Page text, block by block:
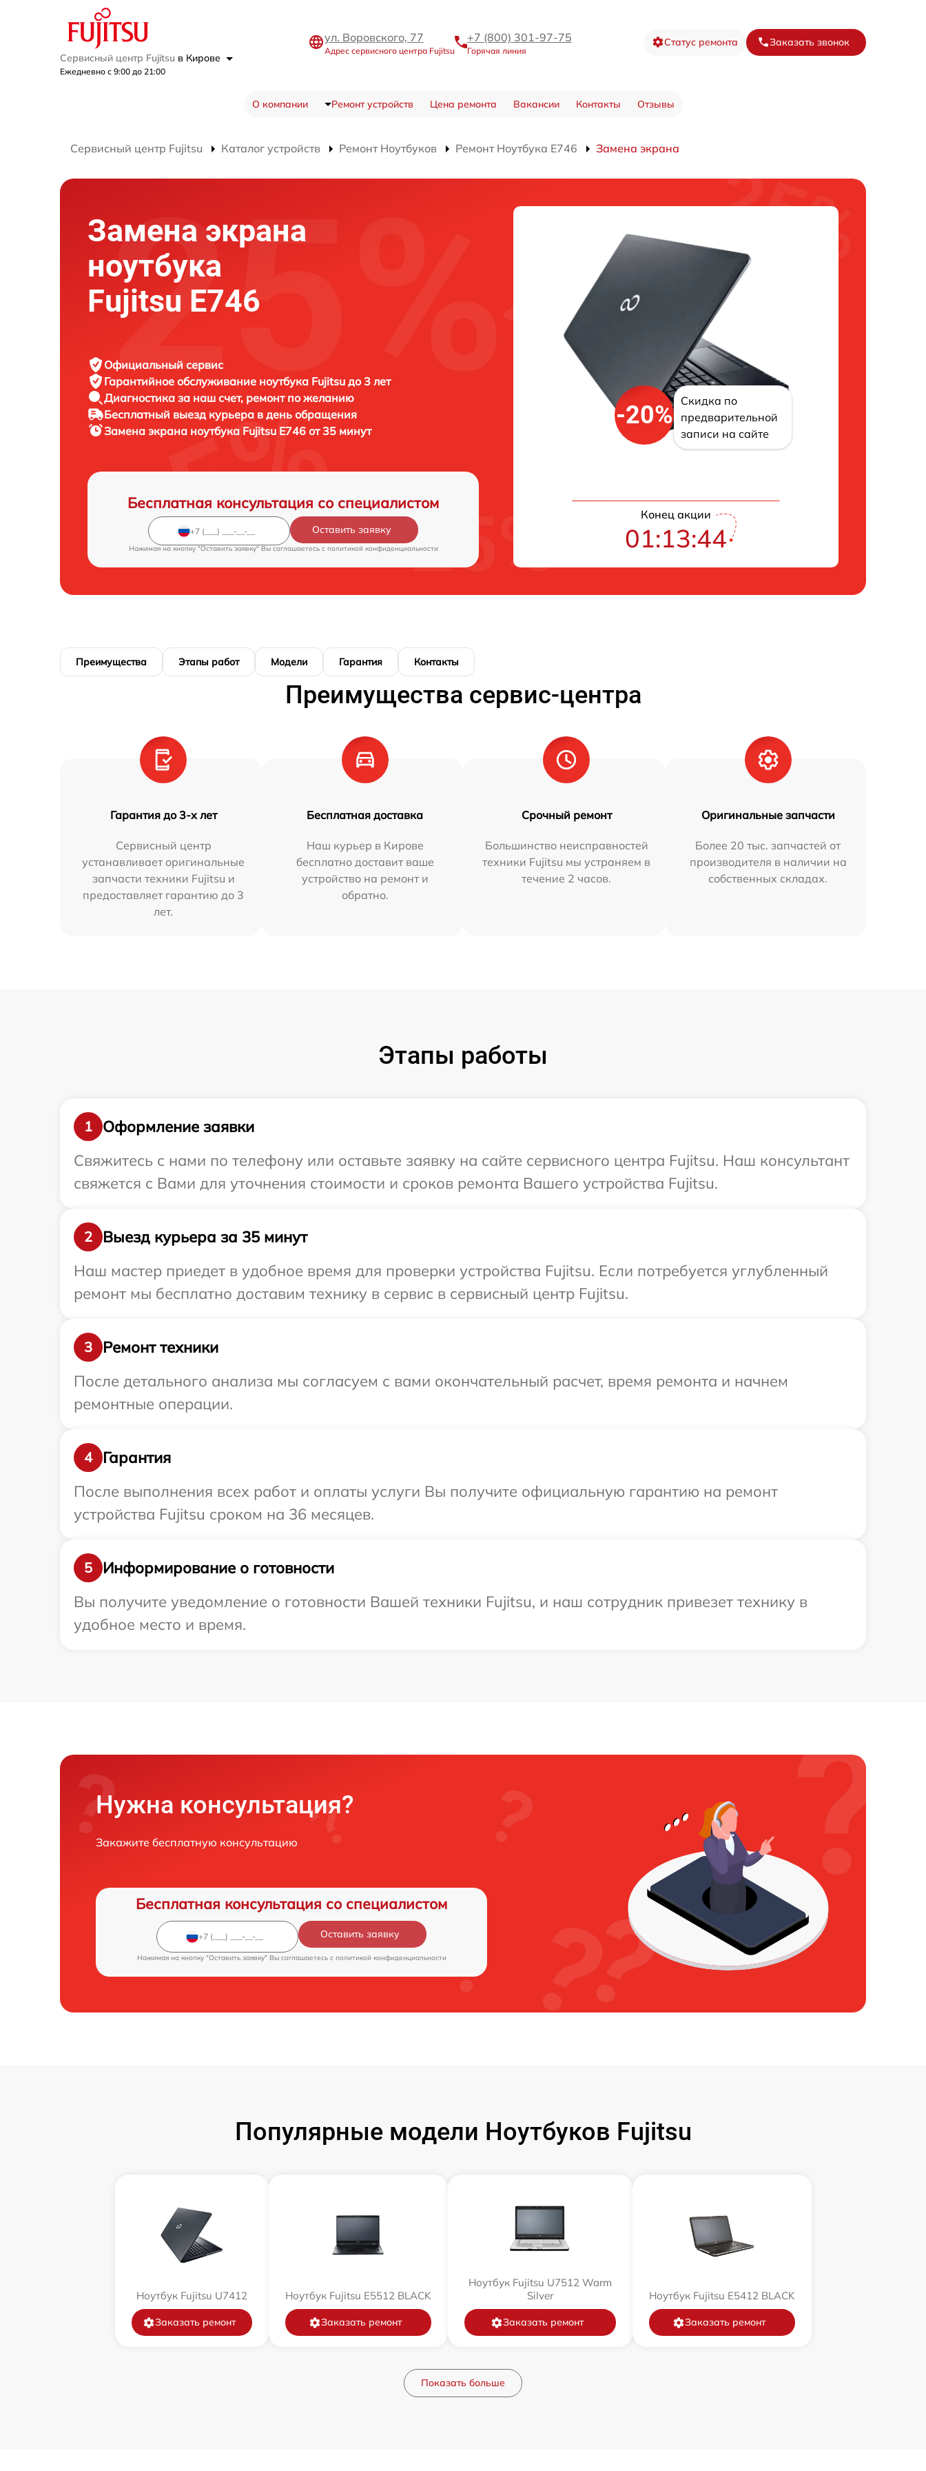
Сервисный центр Fujitsu в Кирове
Ежедневно с 9:00 до 21:00
ул. Воровского, 77
Адрес сервисного центра Fujitsu
+7 (800) 301-97-75
Горячая линия
Статус ремонта Заказать звонок
О компании Ремонт устройств Цена ремонта Вакансии Контакты Отзывы
Сервисный центр Fujitsu Каталог устройств Ремонт Ноутбуков Ремонт Ноутбука E746 Замена экрана
Замена экрана
ноутбука
Fujitsu E746
Официальный сервис
Гарантийное обслуживание ноутбука Fujitsu до 3 лет
Диагностика за наш счет, ремонт по желанию
Бесплатный выезд курьера в день обращения
Замена экрана ноутбука Fujitsu E746 от 35 минут
Бесплатная консультация со специалистом
Оставить заявку
Нажимая на кнопку "Оставить заявку" Вы соглашаетесь c политикой конфиденциальности
-20%
Скидка по
предварительной
записи на сайте
Конец акции
01:13:43
Преимущества Этапы работ Модели Гарантия Контакты
Преимущества сервис-центра
Гарантия до 3-х лет
Сервисный центр
устанавливает оригинальные
запчасти техники Fujitsu и
предоставляет гарантию до 3
лет.
Бесплатная доставка
Наш курьер в Кирове
бесплатно доставит ваше
устройство на ремонт и
обратно.
Срочный ремонт
Большинство неисправностей
техники Fujitsu мы устраняем в
течение 2 часов.
Оригинальные запчасти
Более 20 тыс. запчастей от
производителя в наличии на
собственных складах.
Этапы работы
1
Оформление заявки
Свяжитесь с нами по телефону или оставьте заявку на сайте сервисного центра Fujitsu. Наш консультант
свяжется с Вами для уточнения стоимости и сроков ремонта Вашего устройства Fujitsu.
2
Выезд курьера за 35 минут
Наш мастер приедет в удобное время для проверки устройства Fujitsu. Если потребуется углубленный
ремонт мы бесплатно доставим технику в сервис в сервисный центр Fujitsu.
3
Ремонт техники
После детального анализа мы согласуем с вами окончательный расчет, время ремонта и начнем
ремонтные операции.
4
Гарантия
После выполнения всех работ и оплаты услуги Вы получите официальную гарантию на ремонт
устройства Fujitsu сроком на 36 месяцев.
5
Информирование о готовности
Вы получите уведомление о готовности Вашей техники Fujitsu, и наш сотрудник привезет технику в
удобное место и время.
Нужна консультация?
Закажите бесплатную консультацию
Бесплатная консультация со специалистом
Оставить заявку
Нажимая на кнопку "Оставить заявку" Вы соглашаетесь c политикой конфиденциальности
Популярные модели Ноутбуков Fujitsu
Ноутбук Fujitsu U7412
Заказать ремонт
Ноутбук Fujitsu E5512 BLACK
Заказать ремонт
Ноутбук Fujitsu U7512 Warm
Silver
Заказать ремонт
Ноутбук Fujitsu E5412 BLACK
Заказать ремонт
Показать больше